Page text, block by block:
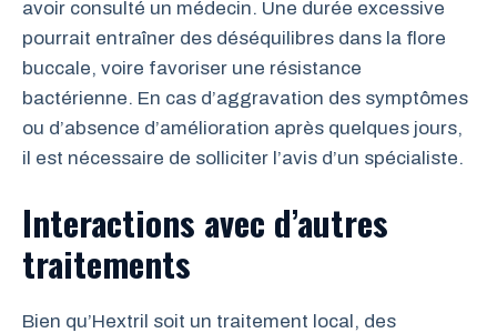
avoir consulté un médecin. Une durée excessive
pourrait entraîner des déséquilibres dans la flore
buccale, voire favoriser une résistance
bactérienne. En cas d’aggravation des symptômes
ou d’absence d’amélioration après quelques jours,
il est nécessaire de solliciter l’avis d’un spécialiste.
Interactions avec d’autres
traitements
Bien qu’Hextril soit un traitement local, des